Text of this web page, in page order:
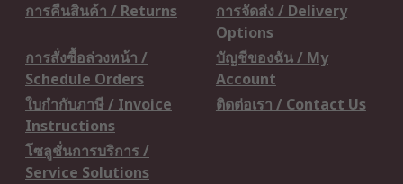
การคืนสินค้า / Returns
การจัดส่ง / Delivery
Options
การสั่งซื้อล่วงหน้า /
Schedule Orders
บัญชีของฉัน / My
Account
ใบกำกับภาษี / Invoice
Instructions
ติดต่อเรา / Contact Us
โซลูชั่นการบริการ /
Service Solutions